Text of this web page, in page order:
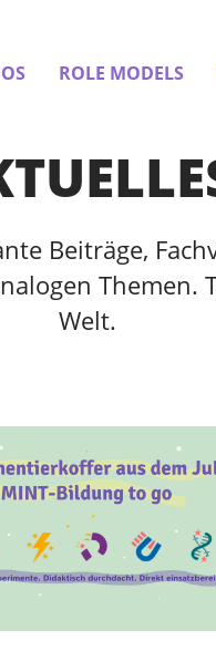
ROLE MODELS
Beiträge,
Themen.
Welt.